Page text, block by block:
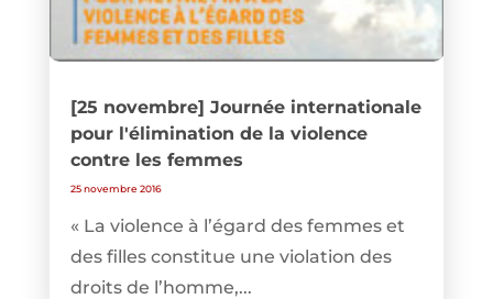
[25 novembre] Journée internationale
pour l'élimination de la violence
contre les femmes
25 novembre 2016
« La violence à l’égard des femmes et
des filles constitue une violation des
droits de l’homme,...